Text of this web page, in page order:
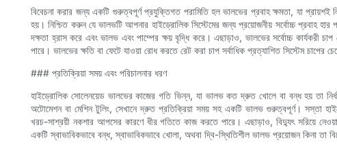
বিবেচনা করার জন্য একটি গুরুত্বপূর্ণ প্রযুক্তিগত পরামিতি হল ভালভের প্রবাহ ক্ষমতা, যা প্রায়শই
হয়। নিশ্চিত করুন যে ভালভটি আপনার হাইড্রোলিক সিস্টেমের জন্য প্রয়োজনীয় সর্বোচ্চ প্রবাহ
দক্ষতা হ্রাস করে এবং ভালভ এবং পাম্পের ক্ষয় বৃদ্ধি করে। এছাড়াও, ভালভের সর্বোচ্চ কার্যকরী চাপ
পারে। ভালভের ক্ষতি বা ফেটে যাওয়া রোধ করতে রেট করা চাপ সর্বাধিক প্রত্যাশিত সিস্টেম চাপের
### প্রতিক্রিয়া সময় এবং পরিচালনার ধরণ
হাইড্রোলিক সোলেনয়েড ভালভের কাজের গতি ভিন্ন, যা ভালভ কত দ্রুত খোলে বা বন্ধ হয় তা
অটোমেশন বা মেশিন টুলিং, সেখানে দ্রুত প্রতিক্রিয়া সময় সহ একটি ভালভ গুরুত্বপূর্ণ। সস্তা
খরচ-সাশ্রয়ী নকশার আপসের কারণে ধীর গতিতে কাজ করতে পারে। এছাড়াও, বিদ্যুৎ সরিয়ে
একটি স্বাভাবিকভাবে বন্ধ, স্বাভাবিকভাবে খোলা, অথবা দ্বি-স্থিতিশীল ভালভ প্রয়োজন কিনা তা